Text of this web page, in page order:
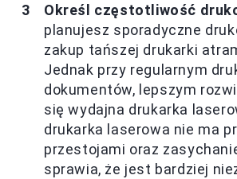
Określ częstotliwość
planujesz sporadyczne
zakup tańszej drukarki
Jednak przy regularnym
dokumentów, lepszym
się wydajna drukarka
drukarka laserowa nie ma
przestojami oraz
sprawia, że jest bardziej